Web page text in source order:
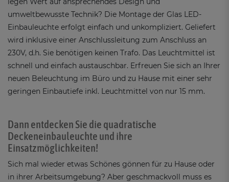
umweltbewusste Technik? Die Montage der Glas LED-
Einbauleuchte erfolgt einfach und unkompliziert. Geliefert
wird inklusive einer Anschlussleitung zum Anschluss an
230V, d.h. Sie benötigen keinen Trafo. Das Leuchtmittel ist
schnell und einfach austauschbar. Erfreuen Sie sich an Ihrer
neuen Beleuchtung im Büro und zu Hause mit einer sehr
geringen Einbautiefe inkl. Leuchtmittel von nur 15 mm.
Dann entdecken Sie die quadratische
Deckeneinbauleuchte und ihre
Einsatzmöglichkeiten!
Sich mal wieder etwas Schönes gönnen für zu Hause oder
in ihrer Arbeitsumgebung? Aber geschmackvoll muss es